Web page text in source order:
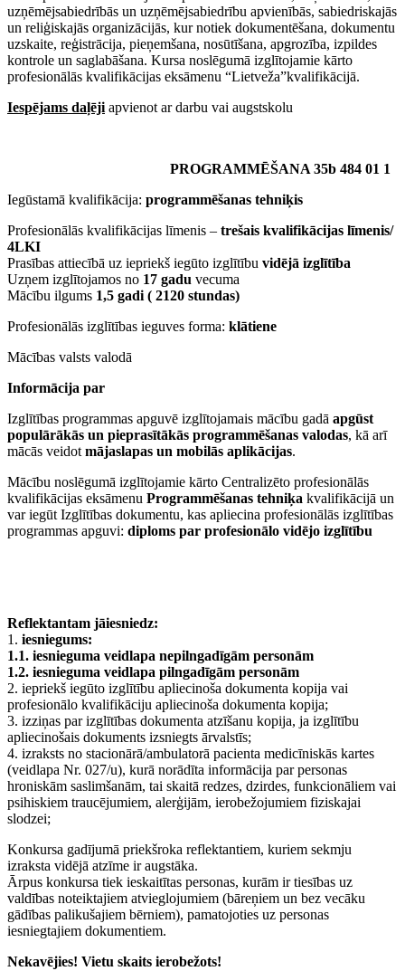
uzņēmējsabiedrībās un uzņēmējsabiedrību apvienībās, sabiedriskajās
un reliģiskajās organizācijās, kur notiek dokumentēšana, dokumentu
uzskaite, reģistrācija, pieņemšana, nosūtīšana, apgrozība, izpildes
kontrole un saglabāšana. Kursa noslēgumā izglītojamie kārto
profesionālās kvalifikācijas eksāmenu “Lietveža”kvalifikācijā.
Iespējams daļēji apvienot ar darbu vai augstskolu
PROGRAMMĒŠANA 35b 484 01 1
Iegūstamā kvalifikācija: programmēšanas tehniķis
Profesionālās kvalifikācijas līmenis – trešais kvalifikācijas līmenis/
4LKI
Prasības attiecībā uz iepriekš iegūto izglītību vidējā izglītība
Uzņem izglītojamos no 17 gadu vecuma
Mācību ilgums 1,5 gadi ( 2120 stundas)
Profesionālās izglītības ieguves forma: klātiene
Mācības valsts valodā
Informācija par
Izglītības programmas apguvē izglītojamais mācību gadā apgūst
populārākās un pieprasītākās programmēšanas valodas, kā arī
mācās veidot mājaslapas un mobilās aplikācijas.
Mācību noslēgumā izglītojamie kārto Centralizēto profesionālās
kvalifikācijas eksāmenu Programmēšanas tehniķa kvalifikācijā un
var iegūt Izglītības dokumentu, kas apliecina profesionālās izglītības
programmas apguvi: diploms par profesionālo vidējo izglītību
Reflektantam jāiesniedz:
1. iesniegums:
1.1. iesnieguma veidlapa nepilngadīgām personām
1.2. iesnieguma veidlapa pilngadīgām personām
2. iepriekš iegūto izglītību apliecinoša dokumenta kopija vai
profesionālo kvalifikāciju apliecinoša dokumenta kopija;
3. izziņas par izglītības dokumenta atzīšanu kopija, ja izglītību
apliecinošais dokuments izsniegts ārvalstīs;
4. izraksts no stacionārā/ambulatorā pacienta medicīniskās kartes
(veidlapa Nr. 027/u), kurā norādīta informācija par personas
hroniskām saslimšanām, tai skaitā redzes, dzirdes, funkcionāliem vai
psihiskiem traucējumiem, alerģijām, ierobežojumiem fiziskajai
slodzei;
Konkursa gadījumā priekšroka reflektantiem, kuriem sekmju
izraksta vidējā atzīme ir augstāka.
Ārpus konkursa tiek ieskaitītas personas, kurām ir tiesības uz
valdības noteiktajiem atvieglojumiem (bāreņiem un bez vecāku
gādības palikušajiem bērniem), pamatojoties uz personas
iesniegtajiem dokumentiem.
Nekavējies! Vietu skaits ierobežots!